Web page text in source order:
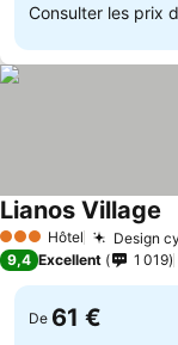
Consulter les prix
3 ÉtoilesHôtel Design
Lianos Village
9,4 Excellent 1 019
De 61 €